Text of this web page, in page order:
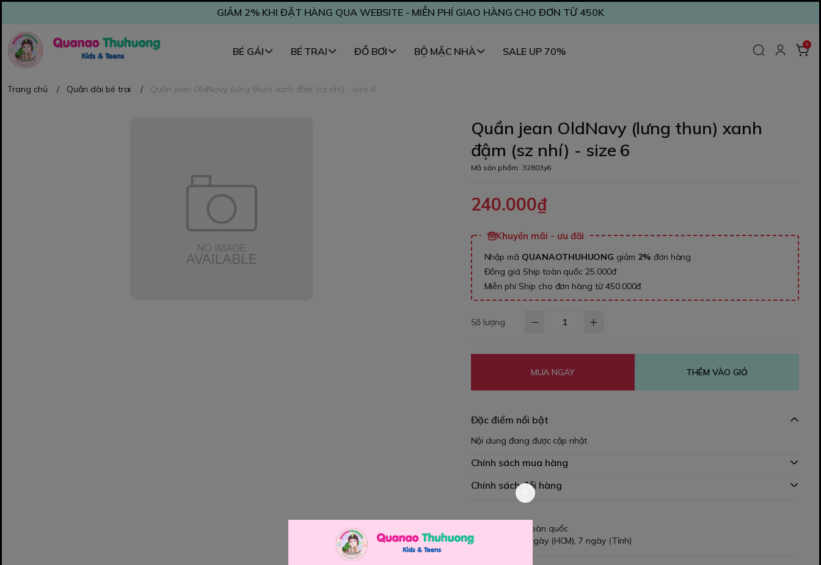
GIẢM 2% KHI ĐẶT HÀNG QUA WEBSITE - MIỄN PHÍ GIAO HÀNG CHO ĐƠN TỪ 450K
BÉ GÁI BÉ TRAI ĐỒ BƠI BỘ MẶC NHÀ SALE UP 70%
0
Trang chủ / Quần dài bé trai / Quần jean OldNavy (lưng thun) xanh đậm (sz nhí) - size 6
Quần jean OldNavy (lưng thun) xanh
đậm (sz nhí) - size 6
Mã sản phẩm: 32803y6
240.000₫
Khuyến mãi - ưu đãi
Nhập mã QUANAOTHUHUONG giảm 2% đơn hàng
Đồng giá Ship toàn quốc 25.000đ
Miễn phí Ship cho đơn hàng từ 450.000đ
Số lượng
MUA NGAY THÊM VÀO GIỎ
Đặc điểm nổi bật
Nội dung đang được cập nhật
Chính sách mua hàng
Chính sách đổi hàng
Giao hàng toàn quốc
Đổi hàng 3 ngày (HCM), 7 ngày (Tỉnh)